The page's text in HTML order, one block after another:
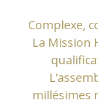
Complexe,
La Mission
millésimes